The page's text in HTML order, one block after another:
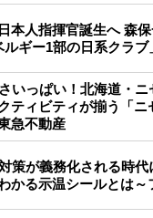
本人指揮官誕生へ 森
ルギー1部の日系クラブ
いっぱい！北海道・ニ
ティビティが揃う「ニ
急不動産
策が義務化される時代
かる示温シールとは～